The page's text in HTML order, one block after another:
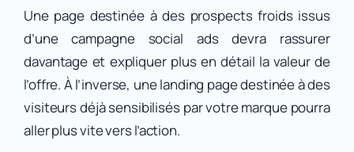
Une page destinée à des prospects froids issus
d’une campagne social ads devra rassurer
davantage et expliquer plus en détail la valeur de
l’offre. À l’inverse, une landing page destinée à des
visiteurs déjà sensibilisés par votre marque pourra
aller plus vite vers l’action.